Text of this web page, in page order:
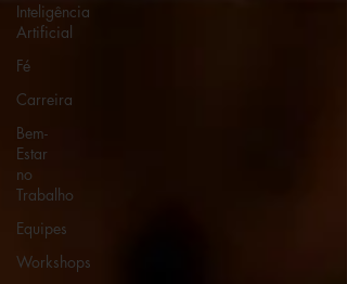
Inteligência
Artificial
Fé
Carreira
Bem-
Estar
no
Trabalho
Equipes
Workshops